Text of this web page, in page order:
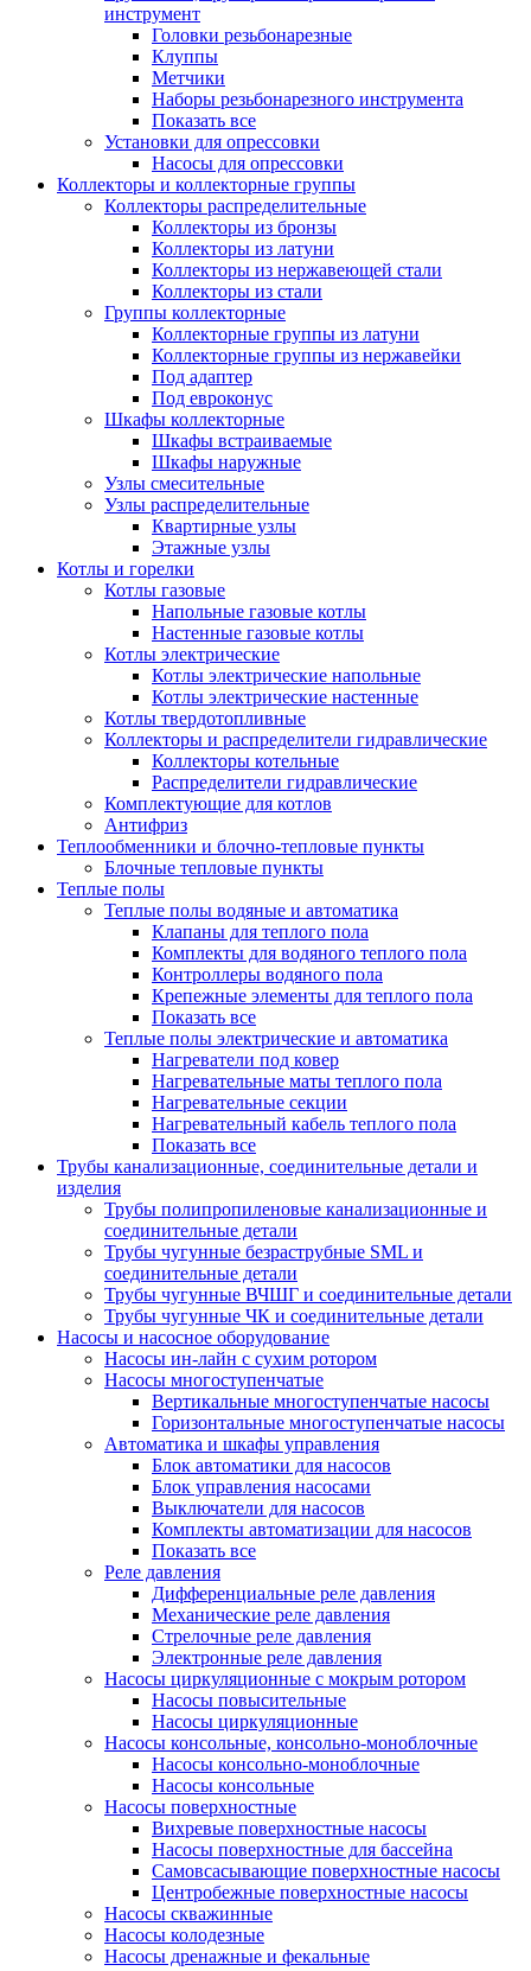
инструмент
Головки резьбонарезные
Клуппы
Метчики
Наборы резьбонарезного инструмента
Показать все
Установки для опрессовки
Насосы для опрессовки
Коллекторы и коллекторные группы
Коллекторы распределительные
Коллекторы из бронзы
Коллекторы из латуни
Коллекторы из нержавеющей стали
Коллекторы из стали
Группы коллекторные
Коллекторные группы из латуни
Коллекторные группы из нержавейки
Под адаптер
Под евроконус
Шкафы коллекторные
Шкафы встраиваемые
Шкафы наружные
Узлы смесительные
Узлы распределительные
Квартирные узлы
Этажные узлы
Котлы и горелки
Котлы газовые
Напольные газовые котлы
Настенные газовые котлы
Котлы электрические
Котлы электрические напольные
Котлы электрические настенные
Котлы твердотопливные
Коллекторы и распределители гидравлические
Коллекторы котельные
Распределители гидравлические
Комплектующие для котлов
Антифриз
Теплообменники и блочно-тепловые пункты
Блочные тепловые пункты
Теплые полы
Теплые полы водяные и автоматика
Клапаны для теплого пола
Комплекты для водяного теплого пола
Контроллеры водяного пола
Крепежные элементы для теплого пола
Показать все
Теплые полы электрические и автоматика
Нагреватели под ковер
Нагревательные маты теплого пола
Нагревательные секции
Нагревательный кабель теплого пола
Показать все
Трубы канализационные, соединительные детали и
изделия
Трубы полипропиленовые канализационные и
соединительные детали
Трубы чугунные безраструбные SML и
соединительные детали
Трубы чугунные ВЧШГ и соединительные детали
Трубы чугунные ЧК и соединительные детали
Насосы и насосное оборудование
Насосы ин-лайн с сухим ротором
Насосы многоступенчатые
Вертикальные многоступенчатые насосы
Горизонтальные многоступенчатые насосы
Автоматика и шкафы управления
Блок автоматики для насосов
Блок управления насосами
Выключатели для насосов
Комплекты автоматизации для насосов
Показать все
Реле давления
Дифференциальные реле давления
Механические реле давления
Стрелочные реле давления
Электронные реле давления
Насосы циркуляционные с мокрым ротором
Насосы повысительные
Насосы циркуляционные
Насосы консольные, консольно-моноблочные
Насосы консольно-моноблочные
Насосы консольные
Насосы поверхностные
Вихревые поверхностные насосы
Насосы поверхностные для бассейна
Самовсасывающие поверхностные насосы
Центробежные поверхностные насосы
Насосы скважинные
Насосы колодезные
Насосы дренажные и фекальные